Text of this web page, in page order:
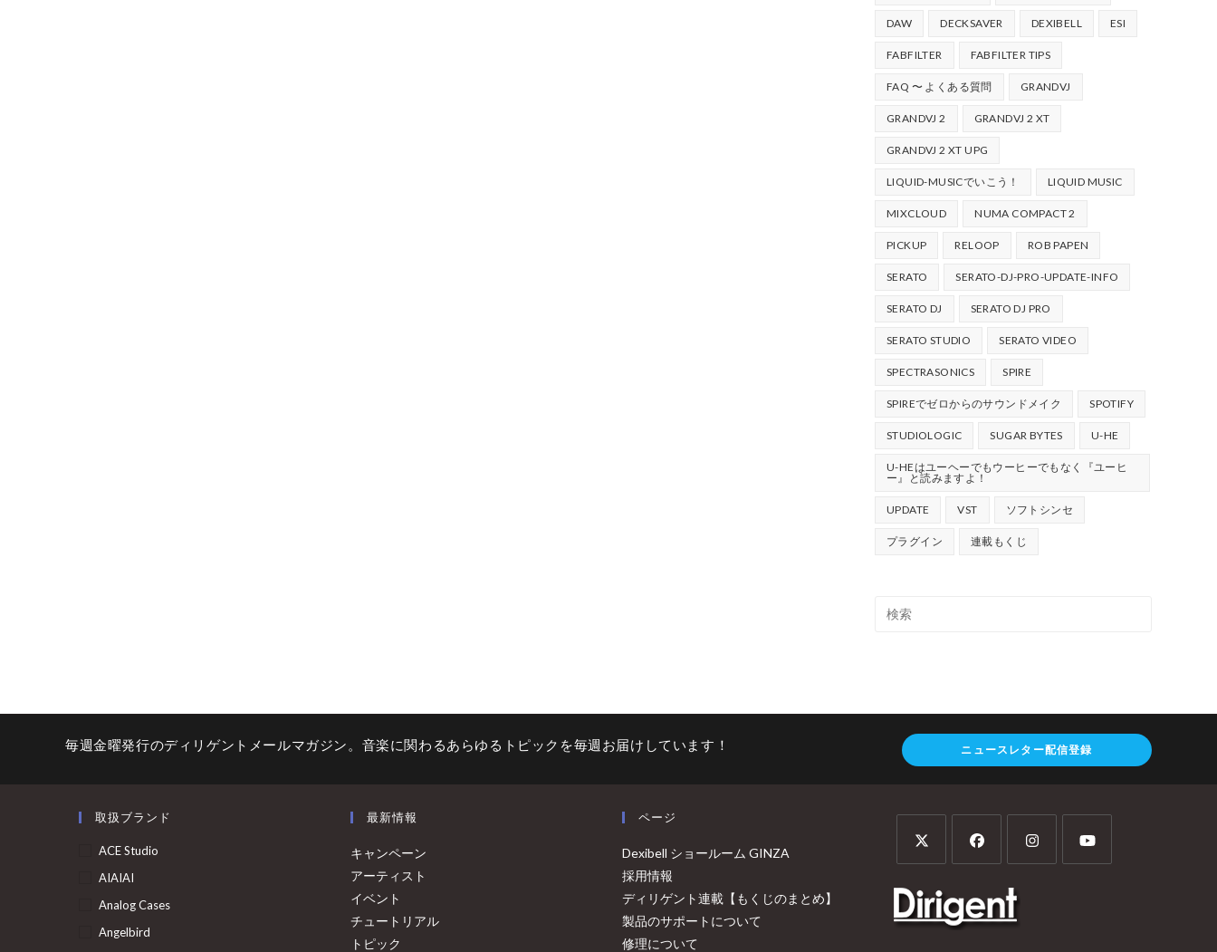
DAW DECKSAVER DEXIBELL ESI
FABFILTER FABFILTER TIPS
FAQ 〜 よくある質問 GRANDVJ
GRANDVJ 2 GRANDVJ 2 XT
GRANDVJ 2 XT UPG
LIQUID-MUSICでいこう！ LIQUID MUSIC
MIXCLOUD NUMA COMPACT 2
PICKUP RELOOP ROB PAPEN
SERATO SERATO-DJ-PRO-UPDATE-INFO
SERATO DJ SERATO DJ PRO
SERATO STUDIO SERATO VIDEO
SPECTRASONICS SPIRE
SPIREでゼロからのサウンドメイク SPOTIFY
STUDIOLOGIC SUGAR BYTES U-HE
U-HEはユーヘーでもウーヒーでもなく『ユーヒ
ー』と読みますよ！
UPDATE VST ソフトシンセ
プラグイン 連載もくじ
毎週金曜発行のディリゲントメールマガジン。音楽に関わるあらゆるトピックを毎週お届けしています！ ニュースレター配信登録
取扱ブランド
ACE Studio
AIAIAI
Analog Cases
Angelbird
最新情報
キャンペーン
アーティスト
イベント
チュートリアル
トピック
ページ
Dexibell ショールーム GINZA
採用情報
ディリゲント連載【もくじのまとめ】
製品のサポートについて
修理について